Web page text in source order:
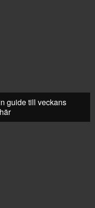
guide till veckans